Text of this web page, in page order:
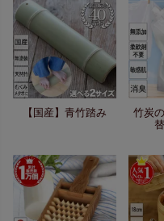
【国産】青竹踏み
竹炭